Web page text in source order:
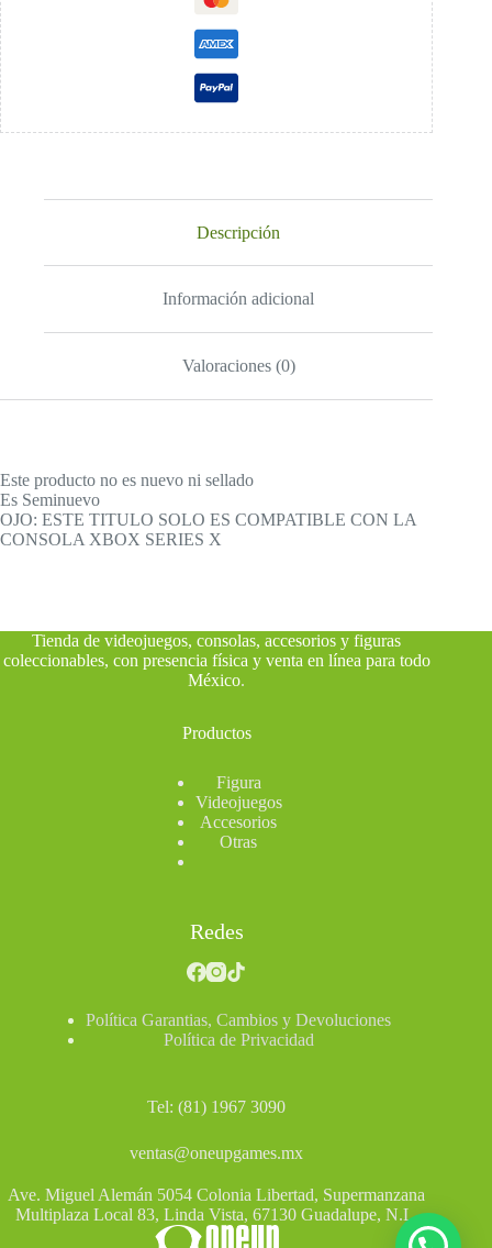
Descripción
Información adicional
Valoraciones (0)
Este producto no es nuevo ni sellado
Es Seminuevo
OJO: ESTE TITULO SOLO ES COMPATIBLE CON LA
CONSOLA XBOX SERIES X
Tienda de videojuegos, consolas, accesorios y figuras
coleccionables, con presencia física y venta en línea para todo
México.
Productos
Figura
Videojuegos
Accesorios
Otras
Redes
Política Garantias, Cambios y Devoluciones
Política de Privacidad
Tel: (81) 1967 3090
ventas@oneupgames.mx
Ave. Miguel Alemán 5054 Colonia Libertad, Supermanzana
Multiplaza Local 83, Linda Vista, 67130 Guadalupe, N.L.